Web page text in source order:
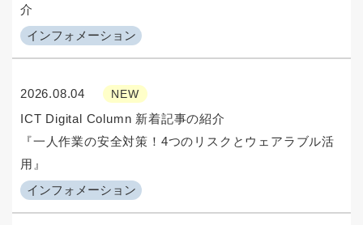
インフォメーション
介
2026.08.04 NEW
インフォメーション
ICT Digital Column 新着記事の紹介
『一人作業の安全対策！4つのリスクとウェアラブル活
用』